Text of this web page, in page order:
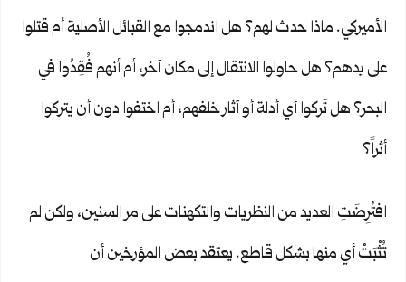
الأميركي. ماذا حدث لهم؟ هل اندمجوا مع القبائل الأصلية أم قتلوا
على يدهم؟ هل حاولوا الانتقال إلى مكان آخر، أم أنهم فُقِدُوا في
البحر؟ هل تَركوا أي أدلة أو آثار خلفهم، أم اختفوا دون أن يتركوا
أثراً؟
افتُرِضَتِ العديد من النظريات والتكهنات على مر السنين، ولكن لم
تُثْبَتْ أي منها بشكل قاطع. يعتقد بعض المؤرخين أن